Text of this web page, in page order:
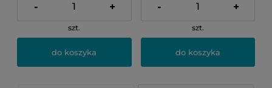
- +
szt.
do koszyka
- +
szt.
do koszyka